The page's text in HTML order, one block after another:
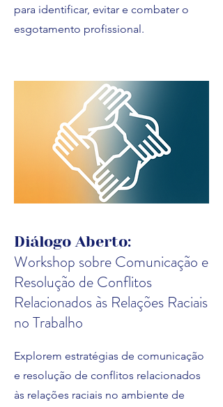
para identificar, evitar e combater o
esgotamento profissional.
Diálogo Aberto:
Workshop sobre Comunicação e
Resolução de Conflitos
Relacionados às Relações Raciais
no Trabalho
Explorem estratégias de comunicação
e resolução de conflitos relacionados
às relações raciais no ambiente de